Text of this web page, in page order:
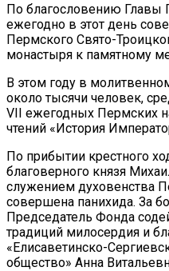
По благословению Главы
ежегодно в этот день
Пермского Свято-
монастыря к памятному
В этом году в
около тысячи человек,
VII ежегодных Пермских
чтений «История
По прибытии крестного
благоверного князя
служением духовенства
совершена панихида. За
Председатель Фонда
традиций милосердия и
«Елисаветинско-
общество» Анна